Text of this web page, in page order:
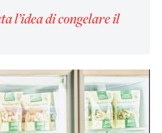
l’idea di congelare il